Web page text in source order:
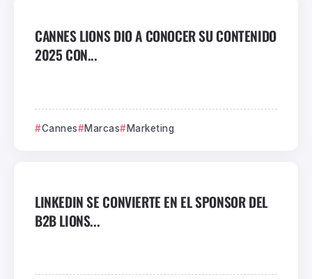
CANNES LIONS DIO A CONOCER SU CONTENIDO
2025 CON...
Cannes Marcas Marketing
LINKEDIN SE CONVIERTE EN EL SPONSOR DEL
B2B LIONS...